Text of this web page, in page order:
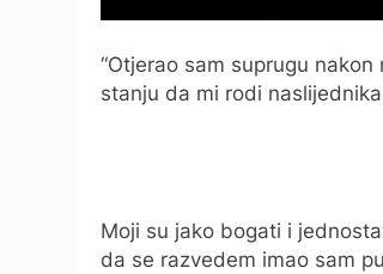
“Otjerao sam suprugu
stanju da mi rodi
Moji su jako bogati i
da se razvedem imao sam